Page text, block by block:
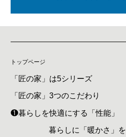
トップページ
「匠の家」は5シリーズ
「匠の家」3つのこだわり
❶暮らしを快適にする「性能」
暮らしに「暖かさ」を